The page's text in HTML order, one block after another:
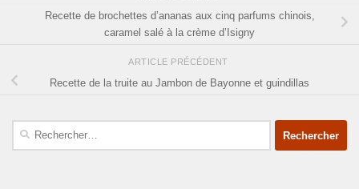
Recette de brochettes d’ananas aux cinq parfums chinois,
caramel salé à la crème d’Isigny
ARTICLE PRÉCÉDENT
Recette de la truite au Jambon de Bayonne et guindillas
Rechercher :